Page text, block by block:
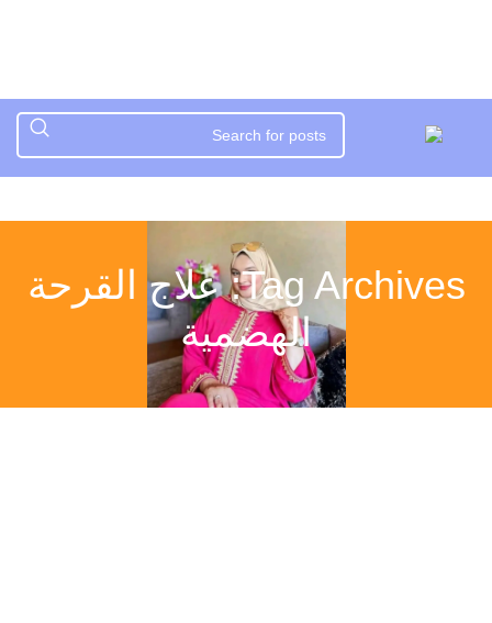
Tag Archives: علاج القرحة
الهضمية